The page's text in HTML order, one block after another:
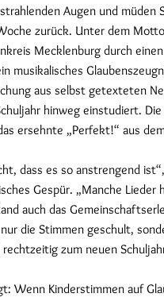
Augen und müden
zurück. Unter dem
Mecklenburg durch
musikalisches
aus selbst getexteten
hinweg einstudiert.
ersehnte „Perfekt!“ aus
dass es so anstrengend
Gespür. „Manche
auch das
die Stimmen geschult,
zum neuen
Wenn Kinderstimmen auf